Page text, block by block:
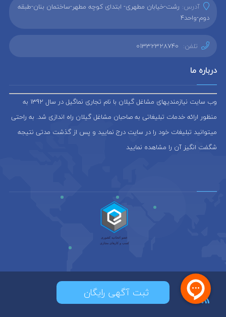
آدرس: رشت-خیابان مطهری- ابتدای کوچه مطهر-ساختمان بنان-طبقه
دوم-واحد4
تلفن: 01332328740
درباره ما
وب سایت نیازمندیهای مشاغل گیلان با نام تجاری نماگیل در سال 1392 به
منظور ارائه خدمات تبلیغاتی به صاحبان مشاغل گیلان راه اندازی شد. به راحتی
میتوانید تبلیغات خود را در سایت درج نمایید و پس از گذشت مدتی نتیجه
شگفت انگیز آن را مشاهده نمایید
ثبت آگهی رایگان